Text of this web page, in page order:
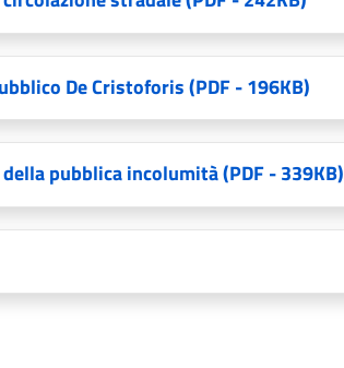
De Cristoforis(PDF - 196KB)
pubblica incolumità(PDF - 339KB)